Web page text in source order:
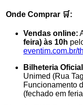
Onde Comprar 🛒:
Vendas online:
feira) às 10h
eventim.com.br/
Bilheteria
Unimed (Rua
Funcionamento
(fechado em